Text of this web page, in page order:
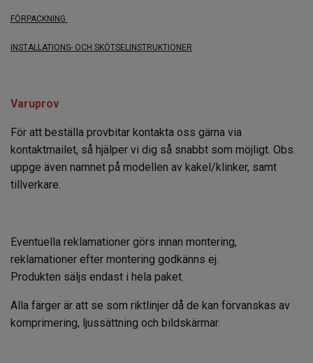
FÖRPACKNING
INSTALLATIONS- OCH SKÖTSELINSTRUKTIONER
Varuprov
För att beställa provbitar kontakta oss gärna via
kontaktmailet, så hjälper vi dig så snabbt som möjligt. Obs.
uppge även namnet på modellen av kakel/klinker, samt
tillverkare.
Eventuella reklamationer görs innan montering,
reklamationer efter montering godkänns ej.
Produkten säljs endast i hela paket.
Alla färger är att se som riktlinjer då de kan förvanskas av
komprimering, ljussättning och bildskärmar.